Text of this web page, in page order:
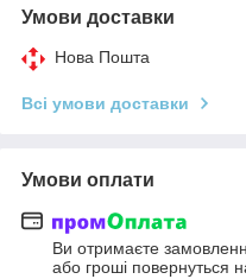
Умови доставки
Нова Пошта
Всі умови доставки
Умови оплати
Ви отримаєте
або гроші повернуться